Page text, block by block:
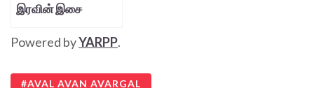
இரவின் இசை
Powered byYARPP.
AVAL AVAN AVARGAL